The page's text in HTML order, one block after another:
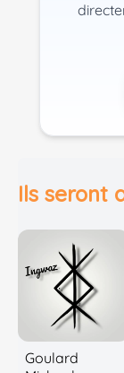
Ils seront
Goulard